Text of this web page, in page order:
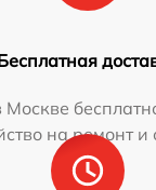
на ремонт и